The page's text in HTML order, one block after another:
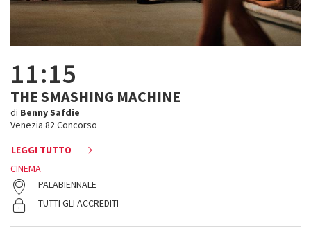
11:15
THE SMASHING MACHINE
di Benny Safdie
Venezia 82 Concorso
LEGGI TUTTO
CINEMA
PALABIENNALE
TUTTI GLI ACCREDITI